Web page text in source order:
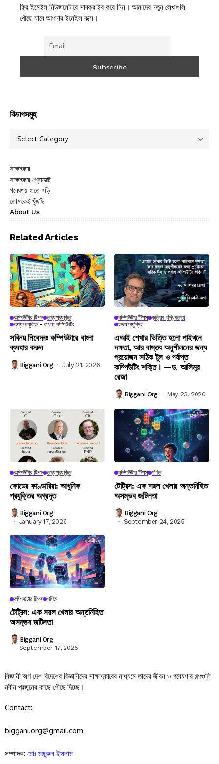
ফ্রি ইমেইল নিউজলেটারে সাবক্রাইব করে নিন। আমাদের নতুন লেখাগুলি
পৌছে যাবে আপনার ইমেইল বক্সে।
বিভাগসমুহ
সাক্ষাৎকার
সাক্ষাৎকার প্রোজেক্ট
গবেষণায় হাতে খড়ি
তোমাকেই খুঁজছি
About Us
Related Articles
কম্পিউটার টিপস তথ্যপ্রযুক্তি
তথ্যপ্রযুক্তি - বাংলা কম্পিউটিং
সবিনয় নিবেদনঃ কম্পিউটারে বাংলা
ব্যবহার করুন
Biggani Org July 21, 2026
কম্পিউটার টিপস কৃত্রিম বুদ্ধিমত্তা
তথ্যপ্রযুক্তি
এআই শেখার ভিত্তি হলো পাইথনে
দক্ষতা, আর বাস্তব অনুশীলনের জন্য
প্রয়োজন সঠিক টুল ও পর্যাপ্ত
কম্পিউটিং শক্তি। —ড. আলিমুর
রেজা
Biggani Org May 23, 2026
কম্পিউটার টিপস তথ্যপ্রযুক্তি
কোডের কাণ্ডারিরা: আধুনিক
প্রযুক্তির অগ্রদূত
Biggani Org
January 17, 2026
কম্পিউটার টিপস গণিত
টেট্রিস: এক সরল খেলার অন্তর্নিহিত
অসম্ভব জটিলতা
Biggani Org
September 24, 2025
কম্পিউটার টিপস গণিত
টেট্রিস: এক সরল খেলার অন্তর্নিহিত
অসম্ভব জটিলতা
Biggani Org
September 17, 2025
বিজ্ঞানী অর্গ দেশ বিদেশের বিজ্ঞানীদের সাক্ষাৎকারের মাধ্যমে তাদের জীবন ও গবেষণার গল্পগুলি
নবীন প্রজন্মের কাছে পৌছে দিচ্ছে।
Contact:
biggani.org@gmail.com
সম্পাদক: মোঃ মঞ্জুরুল ইসলাম